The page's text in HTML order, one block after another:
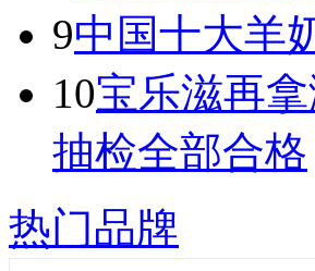
9中国十大羊
10宝乐滋再
抽检全部合格
热门品牌